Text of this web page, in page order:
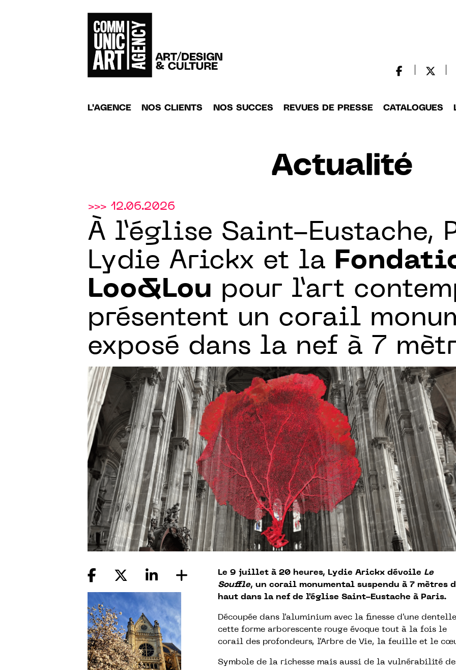
L'AGENCE NOS CLIENTS NOS SUCCES REVUES DE PRESSE CATALOGUES
Actualité
>>> 12.06.2026
À l’église Saint-Eustache,
Lydie Arickx et la
Loo&Lou pour l’art
présentent un corail
exposé dans la nef à 7
Le 9 juillet à 20 heures, Lydie Arickx dévoile Le
Souffle, un corail monumental suspendu à 7 mètres
haut dans la nef de l'église Saint-Eustache à Paris.
Découpée dans l'aluminium avec la finesse d'une
cette forme arborescente rouge évoque tout à la fois le
corail des profondeurs, l'Arbre de Vie, la feuille et le
Symbole de la richesse mais aussi de la vulnérabilité